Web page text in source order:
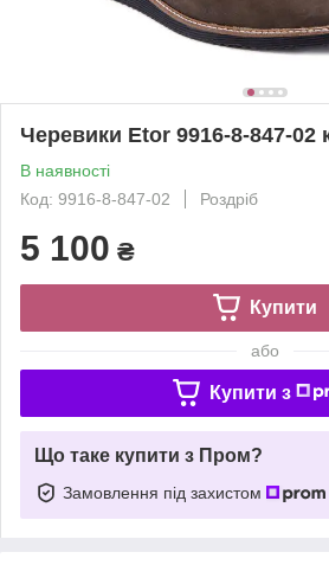
Черевики Etor 9916-8-847-02
В наявності
Код: 9916-8-847-02
Роздріб
5 100 ₴
Купити
або
Купити з
Що таке купити з Пром?
Замовлення під захистом